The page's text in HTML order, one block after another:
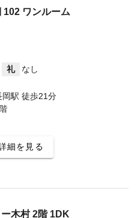
102 ワンルーム
礼
なし
岡駅 徒歩21分
細を見る
木村 2階 1DK